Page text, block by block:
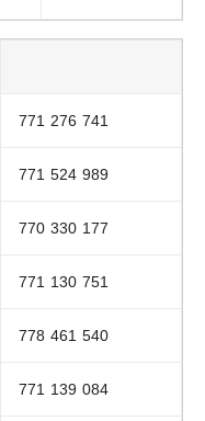
771 276 741
771 524 989
770 330 177
771 130 751
778 461 540
771 139 084